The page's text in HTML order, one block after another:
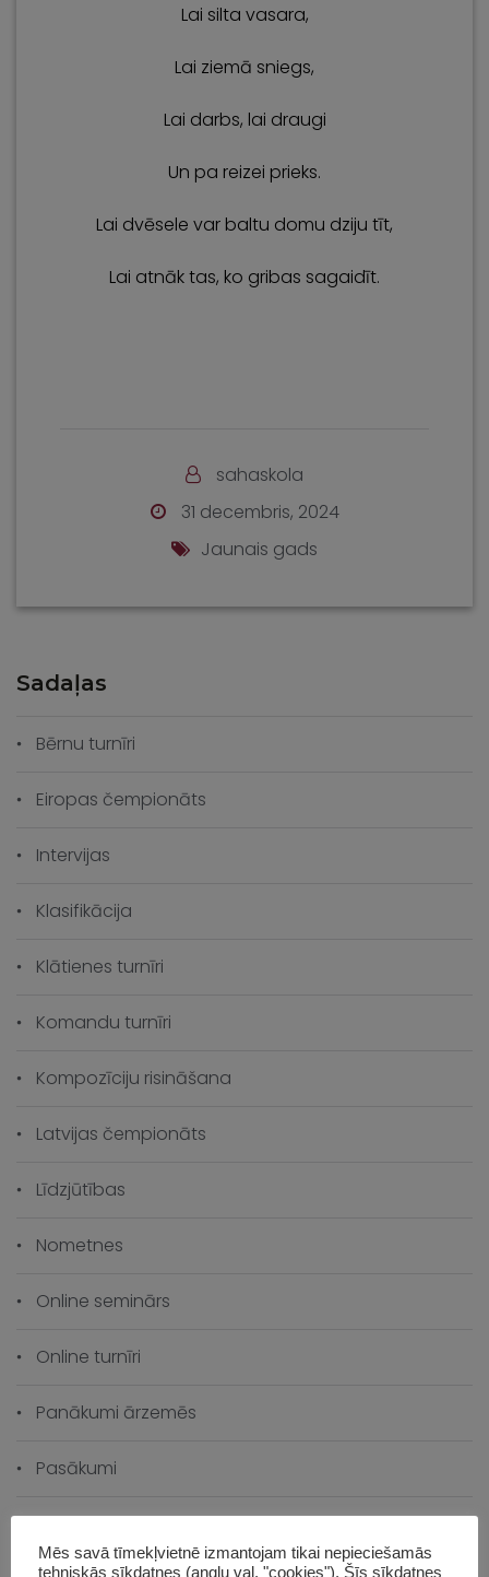
Lai silta vasara,
Lai ziemā sniegs,
Lai darbs, lai draugi
Un pa reizei prieks.
Lai dvēsele var baltu domu dziju tīt,
Lai atnāk tas, ko gribas sagaidīt.
sahaskola
31 decembris, 2024
Jaunais gads
Sadaļas
Bērnu turnīri
Eiropas čempionāts
Intervijas
Klasifikācija
Klātienes turnīri
Komandu turnīri
Kompozīciju risināšana
Latvijas čempionāts
Līdzjūtības
Nometnes
Online seminārs
Online turnīri
Panākumi ārzemēs
Pasākumi
Pasaules čempionāts
Mēs savā tīmekļvietnē izmantojam tikai nepieciešamās
tehniskās sīkdatnes (angļu val. "cookies"). Šīs sīkdatnes